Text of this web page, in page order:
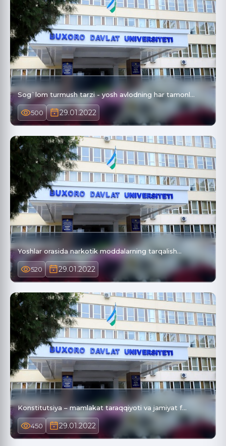
Sog`lom turmush tarzi - yosh avlodning har tamonl…
500 29.01.2022
Yoshlar orasida narkotik moddalarning tarqalish…
520 29.01.2022
Konstitutsiya – mamlakat taraqqiyoti va jamiyat f…
450 29.01.2022